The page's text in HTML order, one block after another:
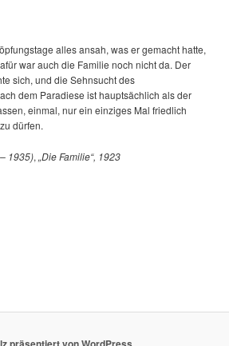
alles ansah, was er gemacht hatte,
war auch die Familie noch nicht da. Der
sich, und die Sehnsucht des
dem Paradiese ist hauptsächlich als der
einmal, nur ein einziges Mal friedlich
dürfen.
1935),„Die Familie“, 1923